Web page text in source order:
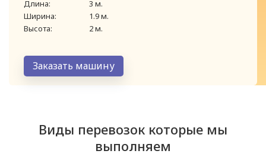
Длина:
3 м.
Ширина:
1.9 м.
Высота:
2 м.
Заказать машину
Виды перевозок которые мы
выполняем